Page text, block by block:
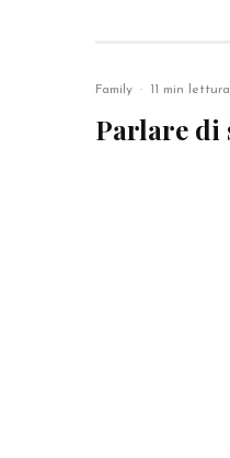
Family · 11 min lettura
Parlare di